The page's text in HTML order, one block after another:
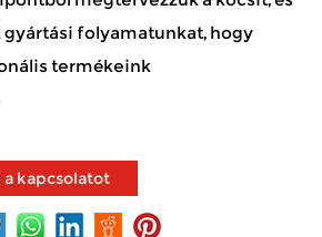
folyamatunkat, hogy
termékeink
kapcsolatot